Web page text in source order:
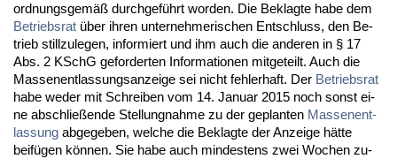
ord­nungs­gemäß durch­geführt wor­den. Die Be­klag­te ha­be dem
Be­triebs­rat über ih­ren un­ter­neh­me­ri­schen Ent­schluss, den Be­
trieb still­zu­le­gen, in­for­miert und ihm auch die an­de­ren in § 17
Abs. 2 KSchG ge­for­der­ten In­for­ma­tio­nen mit­ge­teilt. Auch die
Mas­sen­ent­las­sungs­an­zei­ge sei nicht feh­ler­haft. Der Be­triebs­rat
ha­be we­der mit Schrei­ben vom 14. Ja­nu­ar 2015 noch sonst ei­
ne ab­sch­ließen­de Stel­lung­nah­me zu der ge­plan­ten Mas­sen­ent­
las­sung ab­ge­ge­ben, wel­che die Be­klag­te der An­zei­ge hätte
beifügen können. Sie ha­be auch min­des­tens zwei Wo­chen zu­